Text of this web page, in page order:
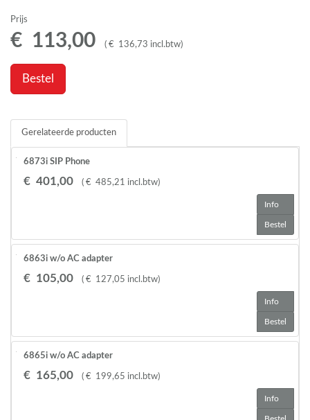
Prijs
€ 113,00 ( € 136,73 incl.btw)
Bestel
Gerelateerde producten
6873i SIP Phone
€ 401,00 ( € 485,21 incl.btw)
Info
Bestel
6863i w/o AC adapter
€ 105,00 ( € 127,05 incl.btw)
Info
Bestel
6865i w/o AC adapter
€ 165,00 ( € 199,65 incl.btw)
Info